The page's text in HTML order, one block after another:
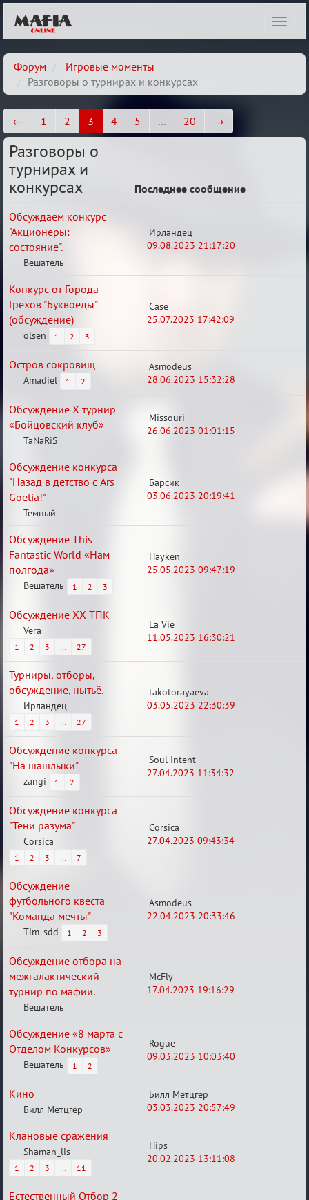
Форум
Игровые моменты
Разговоры о турнирах и конкурсах
← 1 2 3 4 5 … 20 →
Разговоры о
турнирах и
конкурсах
Последнее сообщение
Обсуждаем конкурс
"Акционеры:
состояние".
Вешатель
Ирландец
09.08.2023 21:17:20
Конкурс от Города
Грехов "Буквоеды"
(обсуждение)
olsen 1 2 3
Case
25.07.2023 17:42:09
Остров сокровищ
Amadiel 1 2
Asmodeus
28.06.2023 15:32:28
Обсуждение X турнир
«Бойцовский клуб»
TaNaRiS
Missouri
26.06.2023 01:01:15
Обсуждение конкурса
"Назад в детство с Ars
Goetia!"
Темный
Барсик
03.06.2023 20:19:41
Обсуждение This
Fantastic World «Нам
полгода»
Вешатель 1 2 3
Hayken
25.05.2023 09:47:19
Обсуждение XX ТПК
Vera
1 2 3 27
La Vie
11.05.2023 16:30:21
Турниры, отборы,
обсуждение, нытьё.
Ирландец
1 2 3 27
takotorayaeva
03.05.2023 22:30:39
Обсуждение конкурса
"На шашлыки"
zangi 1 2
Soul Intent
27.04.2023 11:34:32
Обсуждение конкурса
"Тени разума"
Corsica
1 2 3 7
Corsica
27.04.2023 09:43:34
Обсуждение
футбольного квеста
"Команда мечты"
Tim_sdd 1 2 3
Asmodeus
22.04.2023 20:33:46
Обсуждение отбора на
межгалактический
турнир по мафии.
Вешатель
McFly
17.04.2023 19:16:29
Обсуждение «8 марта с
Отделом Конкурсов»
Вешатель 1 2
Rogue
09.03.2023 10:03:40
Кино
Билл Метцгер
Билл Метцгер
03.03.2023 20:57:49
Клановые сражения
Shaman_lis
1 2 3 11
Hips
20.02.2023 13:11:08
Естественный Отбор 2